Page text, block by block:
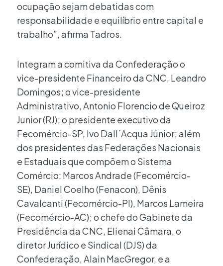
ocupação sejam debatidas com
responsabilidade e equilíbrio entre capital e
trabalho”, afirma Tadros.
Integram a comitiva da Confederação o
vice-presidente Financeiro da CNC, Leandro
Domingos; o vice-presidente
Administrativo, Antonio Florencio de Queiroz
Junior (RJ); o presidente executivo da
Fecomércio-SP, Ivo Dall´Acqua Júnior; além
dos presidentes das Federações Nacionais
e Estaduais que compõem o Sistema
Comércio: Marcos Andrade (Fecomércio-
SE), Daniel Coelho (Fenacon), Dênis
Cavalcanti (Fecomércio-PI), Marcos Lameira
(Fecomércio-AC); o chefe do Gabinete da
Presidência da CNC, Elienai Câmara, o
diretor Jurídico e Sindical (DJS) da
Confederação, Alain MacGregor, e a